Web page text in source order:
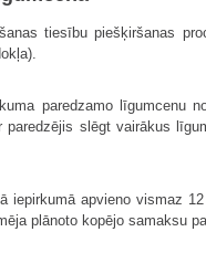
tiesību piešķiršanas
paredzamo līgumcenu
slēgt vairākus
apvieno vismaz
plānoto kopējo samaksu